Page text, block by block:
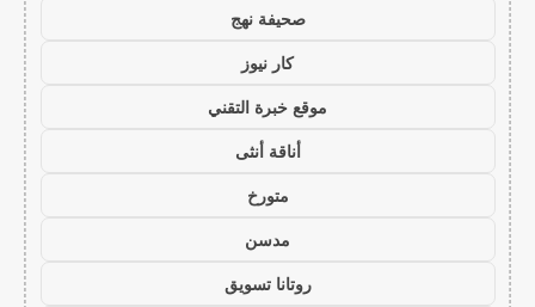
صحيفة نهج
كار نيوز
موقع خبرة التقني
أناقة أنثى
متورخ
مدسن
روتانا تسويق